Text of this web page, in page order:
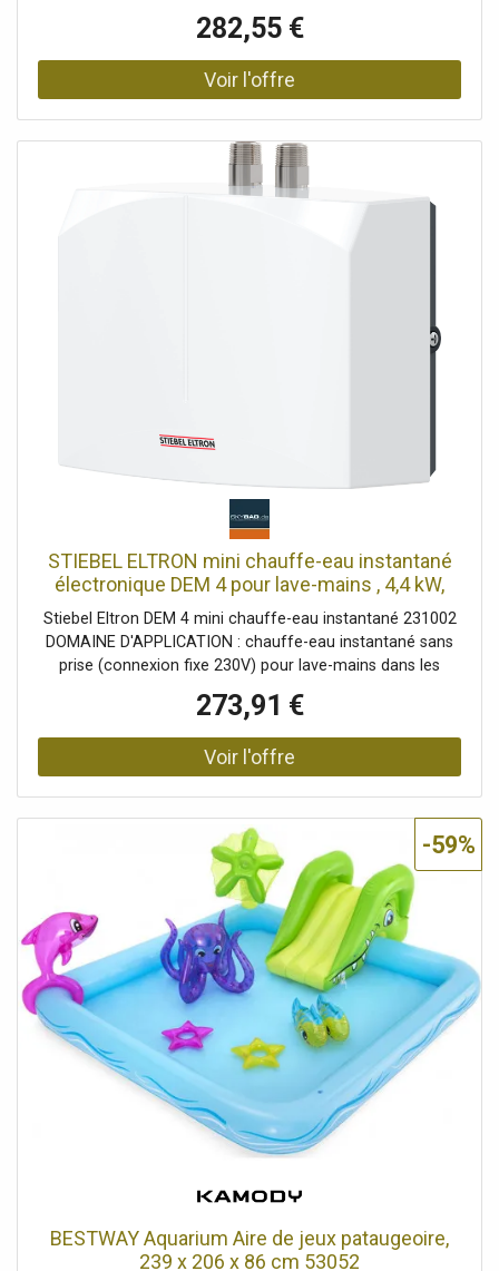
Classe énergétique Erp A Type d'allumage de la batterie
Type de combustion : chambre ouverte Positionnement :
Montage mural Utilisez : Eau chaude sanitaire Diamètre du
raccordement des gaz de combustion 110
Hauteur 580 x Largeur 310 x Profondeur 255 mm Dans la
inchangées et les dimensions réduites deviennent une
282,55 €
STIEBEL ELTRON mini chauffe-eau instantané
électronique DEM 4 pour lave-mains , 4,4 kW,
sans prise, raccordement fixe 230v, résistant à
la pression + sans pression, 231002
Stiebel Eltron DEM 4 mini chauffe-eau instantané 231002
DOMAINE D'APPLICATION : chauffe-eau instantané sans
prise (connexion fixe 230V) pour lave-mains dans les
Ne convient pas aux cuisines et aux salles de bains - un
petit réservoir de stockage STIEBEL ELTRON ou un
chauffe-eau instantané à partir de 11 kW est requis ici
EFFICACE : Comprend un aérateur spécial (inclus) pour un
l'énergie sans sacrifier le confort RACCORD : Pour raccord
résistant à la pression (reconnaissable aux 2 flexibles de
raccordement) & non pressurisé (reconnaissable aux 3
flexibles de raccordement) INSTALLATION : Uniquement
montage mural horizontal au-dessus ou au-dessous de la
table. Connexion permanente 230 V AUGMENTATION DE
LA TEMPÉRATURE DE L'EAU de 25 degrés : La
température de sortie au robinet dépend de l'alimentation
en eau froide du bâtiment. Débit d'eau chaude : 2,5 l/min
max. CONTENU DE LA LIVRAISON : Chauffe-eau
instantané STIEBEL ELTRON DEM 4, aérateur spécial, tuyau
de raccordement 3/8, tamis, notice d'utilisation et
d'installation, pièce en T 3/8 Classe d'efficacité
énergétique A
273,91 €
BESTWAY Aquarium Aire de jeux pataugeoire,
239 x 206 x 86 cm 53052
-59%